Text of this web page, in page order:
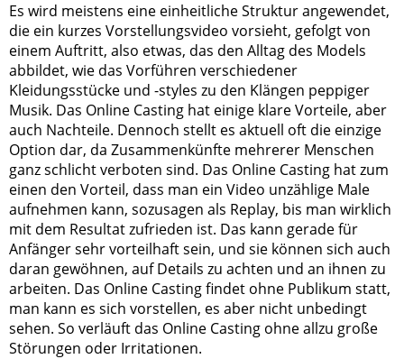
Es wird meistens eine einheitliche Struktur angewendet,
die ein kurzes Vorstellungsvideo vorsieht, gefolgt von
einem Auftritt, also etwas, das den Alltag des Models
abbildet, wie das Vorführen verschiedener
Kleidungsstücke und -styles zu den Klängen peppiger
Musik. Das Online Casting hat einige klare Vorteile, aber
auch Nachteile. Dennoch stellt es aktuell oft die einzige
Option dar, da Zusammenkünfte mehrerer Menschen
ganz schlicht verboten sind. Das Online Casting hat zum
einen den Vorteil, dass man ein Video unzählige Male
aufnehmen kann, sozusagen als Replay, bis man wirklich
mit dem Resultat zufrieden ist. Das kann gerade für
Anfänger sehr vorteilhaft sein, und sie können sich auch
daran gewöhnen, auf Details zu achten und an ihnen zu
arbeiten. Das Online Casting findet ohne Publikum statt,
man kann es sich vorstellen, es aber nicht unbedingt
sehen. So verläuft das Online Casting ohne allzu große
Störungen oder Irritationen.